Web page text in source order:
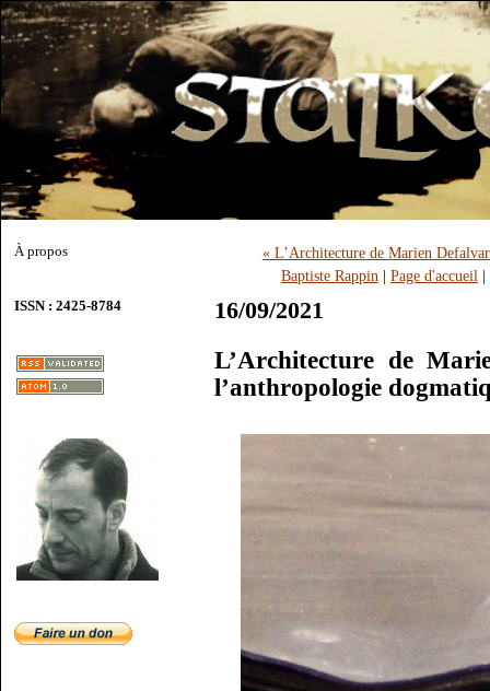
À propos
ISSN : 2425-8784
« L’Architecture de Marien
Baptiste Rappin | Page d'accueil |
16/09/2021
L’Architecture de
l’anthropologie